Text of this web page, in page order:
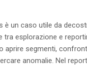
è un caso utile da
tra esplorazione e
aprire segmenti,
anomalie. Nel